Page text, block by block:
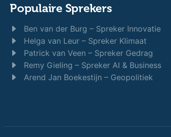
Populaire Sprekers
Ben van der Burg – Spreker Innovatie
Helga van Leur – Spreker Klimaat
Patrick van Veen – Spreker Gedrag
Remy Gieling – Spreker AI & Business
Arend Jan Boekestijn – Geopolitiek